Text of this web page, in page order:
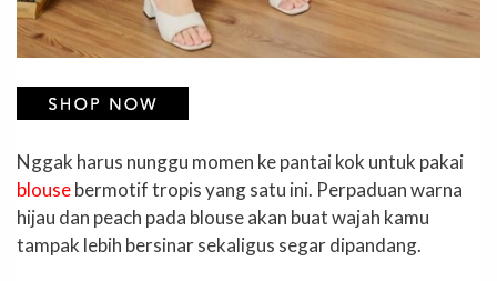
Nggak harus nunggu momen ke pantai kok untuk pakai
blousebermotif tropis yang satu ini. Perpaduan warna
hijau dan peach pada blouse akan buat wajah kamu
tampak lebih bersinar sekaligus segar dipandang.